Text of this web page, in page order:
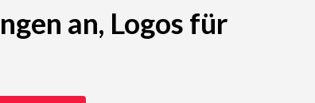
an, Logos für